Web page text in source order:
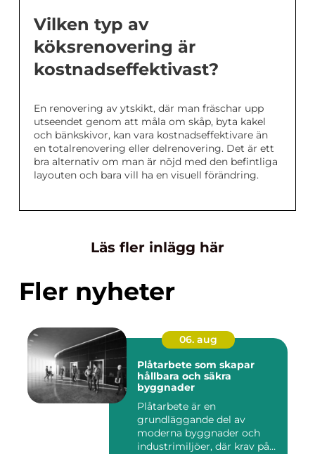
Vilken typ av
köksrenovering är
kostnadseffektivast?
En renovering av ytskikt, där man fräschar upp
utseendet genom att måla om skåp, byta kakel
och bänkskivor, kan vara kostnadseffektivare än
en totalrenovering eller delrenovering. Det är ett
bra alternativ om man är nöjd med den befintliga
layouten och bara vill ha en visuell förändring.
Läs fler inlägg här
Fler nyheter
06. aug
Plåtarbete som skapar
hållbara och säkra
byggnader
Plåtarbete är en
grundläggande del av
moderna byggnader och
industrimiljöer, där krav på